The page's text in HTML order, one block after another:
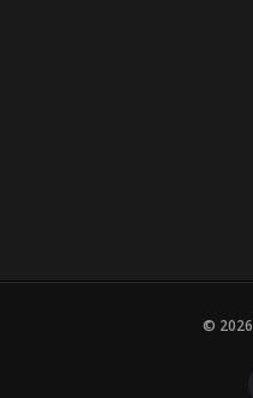
© 2026